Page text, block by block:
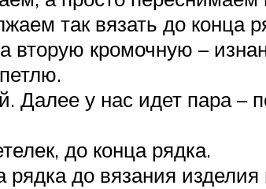
так вязать до конца
вторую кромочную –
у нас идет пара –
до конца рядка.
до вязания